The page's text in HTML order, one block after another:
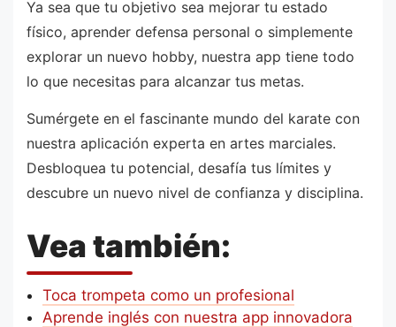
Ya sea que tu objetivo sea mejorar tu estado
físico, aprender defensa personal o simplemente
explorar un nuevo hobby, nuestra app tiene todo
lo que necesitas para alcanzar tus metas.
Sumérgete en el fascinante mundo del karate con
nuestra aplicación experta en artes marciales.
Desbloquea tu potencial, desafía tus límites y
descubre un nuevo nivel de confianza y disciplina.
Vea también:
Toca trompeta como un profesional
Aprende inglés con nuestra app innovadora